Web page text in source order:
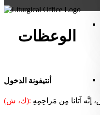
الوعظات
أنتيفونة الدخول
(ك، ش):